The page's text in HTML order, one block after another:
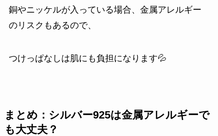
銅やニッケルが入っている場合、金属アレルギー
のリスクもあるので、
つけっぱなしは肌にも負担になります💦
まとめ：シルバー925は金属アレルギーで
も大丈夫？